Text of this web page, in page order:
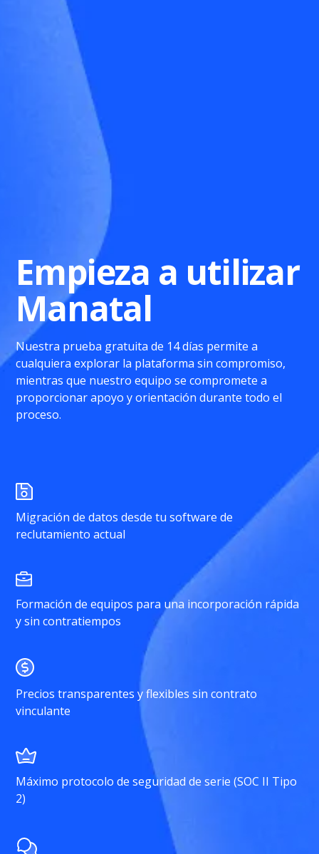
Empieza a utilizar
Manatal
Nuestra prueba gratuita de 14 días permite a
cualquiera explorar la plataforma sin compromiso,
mientras que nuestro equipo se compromete a
proporcionar apoyo y orientación durante todo el
proceso.
Migración de datos desde tu software de
reclutamiento actual
Formación de equipos para una incorporación rápida
y sin contratiempos
Precios transparentes y flexibles sin contrato
vinculante
Máximo protocolo de seguridad de serie (SOC II Tipo
2)